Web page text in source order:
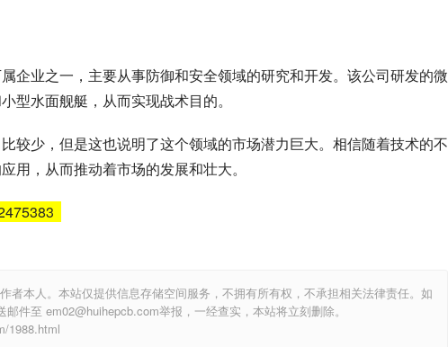
企业之一，主要从事防御和安全领域的研究和开发。该公司研发的微
型水面舰艇，从而实现战术目的。
较少，但是这也说明了这个领域的市场潜力巨大。相信随着技术的不
用，从而推动着市场的发展和壮大。
者本人。本站仅提供信息存储空间服务，不拥有所有权，不承担相关法律责任。如
件至 em02@huihepcb.com举报，一经查实，本站将立刻删除。
1988.html